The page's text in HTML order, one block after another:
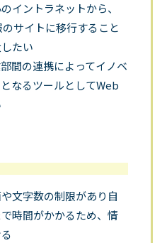
イントラネットから、
サイトに移行すること
たい
間の連携によってイノベ
なるツールとしてWeb
文字数の制限があり自
時間がかかるため、情